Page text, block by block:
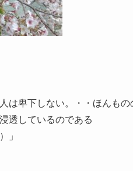
は卑下しない。・・ほんも
透しているのである
」